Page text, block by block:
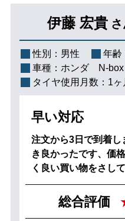
伊藤 宏貴
性別： 男性 年齢
車種： ホンダ
タイヤ使用月数： 1ヶ
早い対応
注文から3日で到着
き良かったです、価
く良い買い物をさし
総合評価